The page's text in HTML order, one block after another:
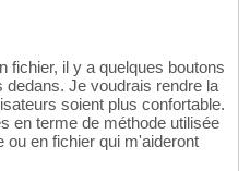
fichier, il y a quelques boutons
Je voudrais rendre la
soient plus confortable.
en terme de méthode utilisée
ou en fichier qui m'aideront